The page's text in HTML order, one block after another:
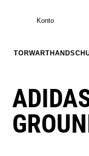
Konto